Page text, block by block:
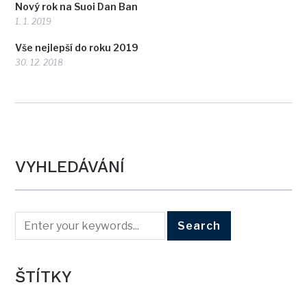
Nový rok na Suoi Dan Ban
1. 1. 2019
Vše nejlepší do roku 2019
30. 12. 2018
VYHLEDÁVÁNÍ
ŠTÍTKY